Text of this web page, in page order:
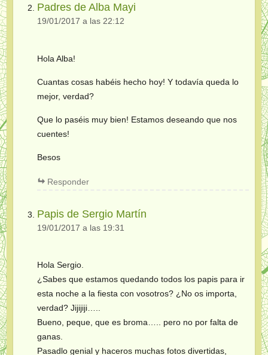
Padres de Alba Mayi
19/01/2017 a las 22:12
Hola Alba!
Cuantas cosas habéis hecho hoy! Y todavía queda lo
mejor, verdad?
Que lo paséis muy bien! Estamos deseando que nos
cuentes!
Besos
Responder
Papis de Sergio Martín
19/01/2017 a las 19:31
Hola Sergio.
¿Sabes que estamos quedando todos los papis para ir
esta noche a la fiesta con vosotros? ¿No os importa,
verdad? Jijijiji…..
Bueno, peque, que es broma….. pero no por falta de
ganas.
Pasadlo genial y haceros muchas fotos divertidas,